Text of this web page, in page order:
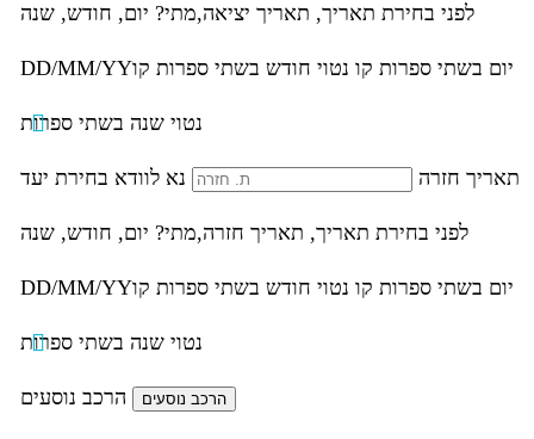
לפני בחירת תאריך, תאריך יציאה,מתי? יום, חודש, שנה
DD/MM/YYיום בשתי ספרות קו נטוי חודש בשתי ספרות קו
נטוי שנה בשתי ספרות
תאריך חזרה נא לוודא בחירת יעד
לפני בחירת תאריך, תאריך חזרה,מתי? יום, חודש, שנה
DD/MM/YYיום בשתי ספרות קו נטוי חודש בשתי ספרות קו
נטוי שנה בשתי ספרות
הרכב נוסעים